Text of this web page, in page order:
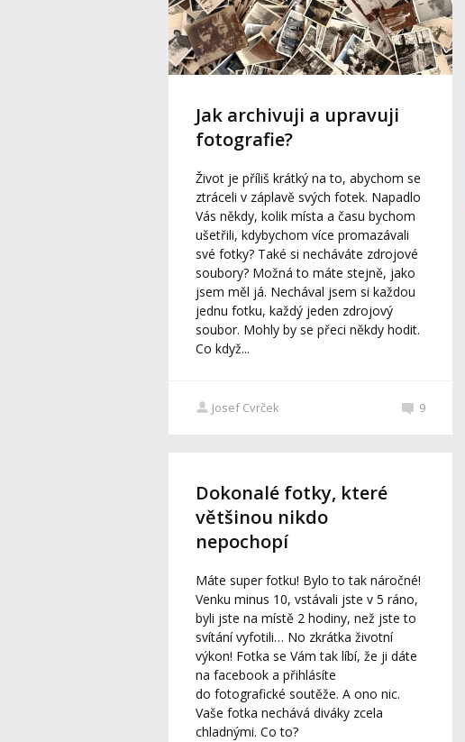
Jak archivuji a upravuji
fotografie?
Život je příliš krátký na to, abychom se
ztráceli v záplavě svých fotek. Napadlo
Vás někdy, kolik místa a času bychom
ušetřili, kdybychom více promazávali
své fotky? Také si necháváte zdrojové
soubory? Možná to máte stejně, jako
jsem měl já. Nechával jsem si každou
jednu fotku, každý jeden zdrojový
soubor. Mohly by se přeci někdy hodit.
Co když...
Josef Cvrček 9
Dokonalé fotky, které
většinou nikdo
nepochopí
Máte super fotku! Bylo to tak náročné!
Venku minus 10, vstávali jste v 5 ráno,
byli jste na místě 2 hodiny, než jste to
svítání vyfotili… No zkrátka životní
výkon! Fotka se Vám tak líbí, že ji dáte
na facebook a přihlásíte
do fotografické soutěže. A ono nic.
Vaše fotka nechává diváky zcela
chladnými. Co to?